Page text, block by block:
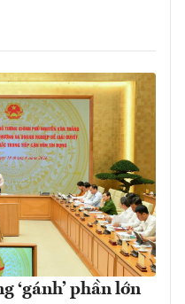
‘gánh’ phần lớn